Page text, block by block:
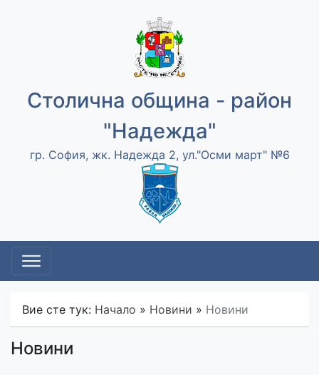
Столична община - район
"Надежда"
гр. София, жк. Надежда 2, ул."Осми март" №6
Вие сте тук: Начало » Новини » Новини
Новини